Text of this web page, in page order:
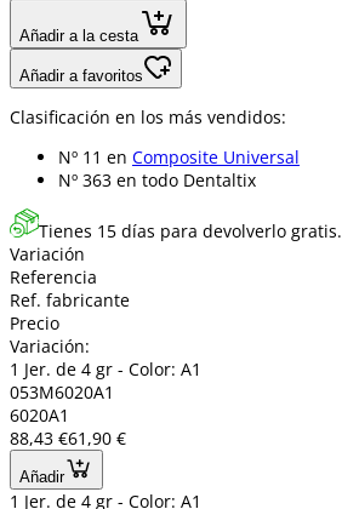
Añadir a la cesta
Añadir a favoritos
Clasificación en los más vendidos:
Nº 11 en Composite Universal
Nº 363 en todo Dentaltix
Tienes 15 días para devolverlo gratis.
Variación
Referencia
Ref. fabricante
Precio
Variación:
1 Jer. de 4 gr - Color: A1
053M6020A1
6020A1
88,43 €61,90 €
Añadir
1 Jer. de 4 gr - Color: A1